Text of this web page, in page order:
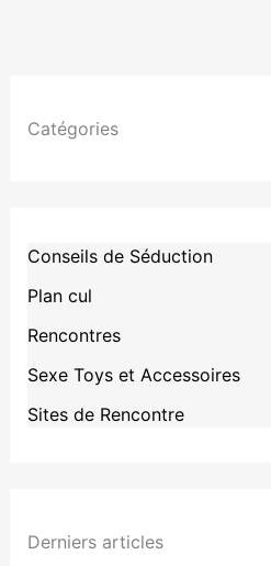
Catégories
Conseils de Séduction
Plan cul
Rencontres
Sexe Toys et Accessoires
Sites de Rencontre
Derniers articles